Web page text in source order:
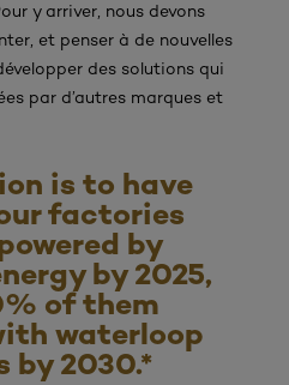
y arriver, nous devons
et penser à de nouvelles
des solutions qui
par d’autres marques et
is to have
factories
by
by 2025,
of them
waterloop
by 2030.*